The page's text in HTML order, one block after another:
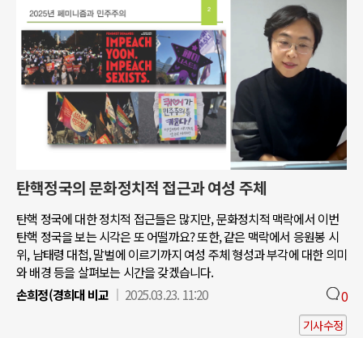
탄핵정국의 문화정치적 접근과 여성 주체
탄핵 정국에 대한 정치적 접근들은 많지만, 문화정치적 맥락에서 이번
탄핵 정국을 보는 시각은 또 어떨까요? 또한, 같은 맥락에서 응원봉 시
위, 남태령 대첩, 말벌에 이르기까지 여성 주체 형성과 부각에 대한 의미
와 배경 등을 살펴보는 시간을 갖겠습니다.
손희정(경희대 비교
2025.03.23. 11:20 0
기사수정